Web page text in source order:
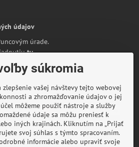
údajov
úrade.
tu.
Bypami.cz
súkromia
zlepšenie vašej návštevy tejto webovej
a zhromažďovanie údajov o jej
môžeme použiť nástroje a služby
údaje sa môžu preniesť k
iných krajinách. Kliknutím na „Prijať
svoj súhlas s týmto spracovaním.
informácie alebo upraviť svoje